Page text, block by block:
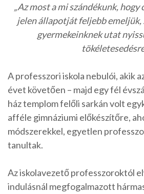
„Az most a mi szándékunk,
jelen állapotját feljebb emeljük,
gyermekeinknek utat
A professzori iskola nebulói, akik
évet követően – majd egy fél
ház templom felőli sarkán volt
afféle gimnáziumi előkészítőre,
módszerekkel, egyetlen
tanultak.
Az iskolavezető professzoroktól
indulásnál megfogalmazott